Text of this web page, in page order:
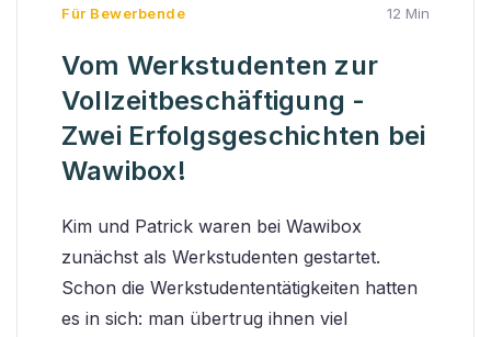
Für Bewerbende 12 Min
Vom Werkstudenten zur
Vollzeitbeschäftigung -
Zwei Erfolgsgeschichten bei
Wawibox!
Kim und Patrick waren bei Wawibox
zunächst als Werkstudenten gestartet.
Schon die Werkstudententätigkeiten hatten
es in sich: man übertrug ihnen viel